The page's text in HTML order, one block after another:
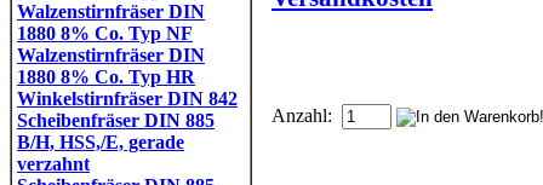
Walzenstirnfräser DIN
1880 8% Co. Typ NF
Walzenstirnfräser DIN
1880 8% Co. Typ HR
Winkelstirnfräser DIN 842
Scheibenfräser DIN 885
B/H, HSS,/E, gerade
verzahnt
Anzahl: